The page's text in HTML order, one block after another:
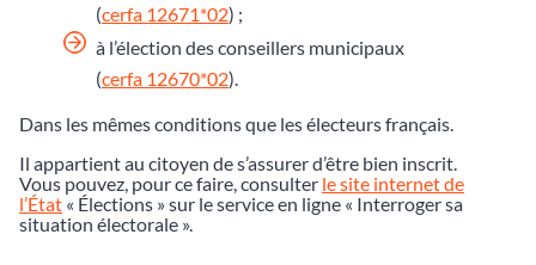
(cerfa 12671*02) ;
à l’élection des conseillers municipaux
(cerfa 12670*02).
Dans les mêmes conditions que les électeurs français.
Il appartient au citoyen de s’assurer d’être bien inscrit.
Vous pouvez, pour ce faire, consulter le site internet de
l’État « Élections » sur le service en ligne « Interroger sa
situation électorale ».